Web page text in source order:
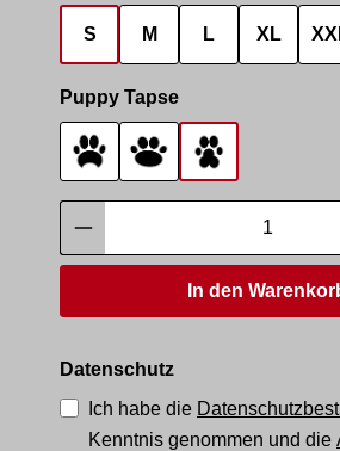
S M L XL
Puppy Tapseauswählen
Tapse 1Tapse 2Tapse 3
Produkt Anzahl: Gib
In den
Datenschutz
Ich habe die
Kenntnis genommen und die